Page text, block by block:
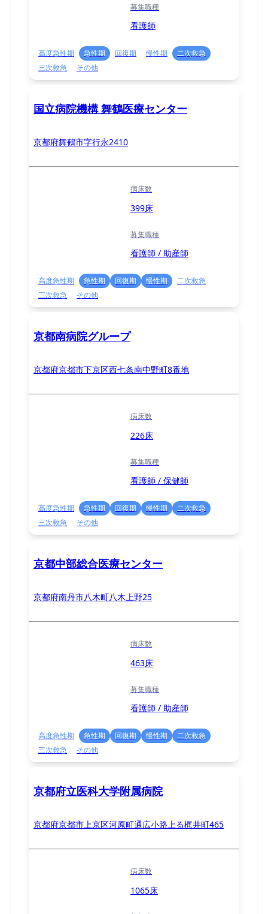
募集職種
看護師
高度急性期 急性期 回復期 慢性期
二次救急
三次救急
その他
国立病院機構 舞鶴医療センター
京都府舞鶴市字行永2410
病床数
399床
募集職種
看護師 / 助産師
高度急性期 急性期 回復期 慢性期
二次救急
三次救急
その他
京都南病院グループ
京都府京都市下京区西七条南中野町8番地
病床数
226床
募集職種
看護師 / 保健師
高度急性期 急性期 回復期 慢性期
二次救急
三次救急
その他
京都中部総合医療センター
京都府南丹市八木町八木上野25
病床数
463床
募集職種
看護師 / 助産師
高度急性期 急性期 回復期 慢性期
二次救急
三次救急
その他
京都府立医科大学附属病院
京都府京都市上京区河原町通広小路上る梶井町465
病床数
1065床